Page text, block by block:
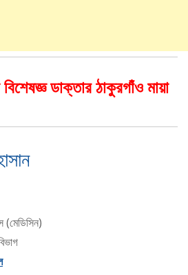
ডাক্তার ঠাকুরগাঁও মায়া